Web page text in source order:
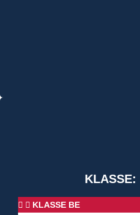
KLASSE:
KLASSE BE